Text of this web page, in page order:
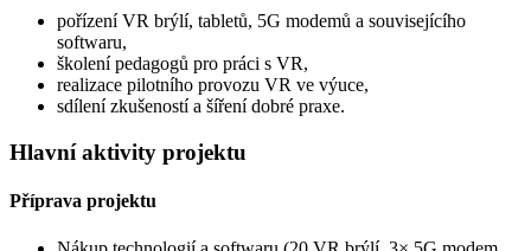
pořízení VR brýlí, tabletů, 5G modemů a souvisejícího
softwaru,
školení pedagogů pro práci s VR,
realizace pilotního provozu VR ve výuce,
sdílení zkušeností a šíření dobré praxe.
Hlavní aktivity projektu
Příprava projektu